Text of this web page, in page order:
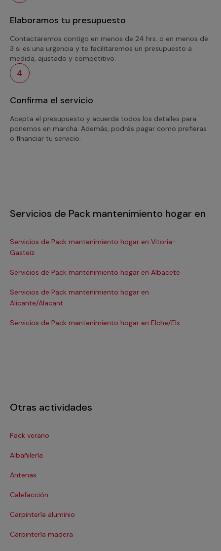
Elaboramos tu presupuesto
Contactaremos contigo en menos de 24 hrs. o en menos de
3 si es una urgencia y te facilitaremos un presupuesto a
medida, ajustado y competitivo.
4
Confirma el servicio
Acepta el presupuesto y acuerda todos los detalles para
ponernos en marcha. Además, podrás pagar como prefieras
o financiar tu servicio.
Servicios de Pack mantenimiento hogar en
Servicios de Pack mantenimiento hogar en Vitoria-
Gasteiz
Servicios de Pack mantenimiento hogar en Albacete
Servicios de Pack mantenimiento hogar en
Alicante/Alacant
Servicios de Pack mantenimiento hogar en Elche/Elx
Otras actividades
Pack verano
Albañilería
Antenas
Calefacción
Carpintería aluminio
Carpintería madera